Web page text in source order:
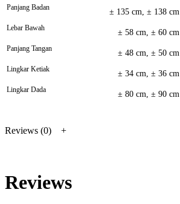
Panjang Badan ± 135 cm, ± 138 cm
Lebar Bawah ± 58 cm, ± 60 cm
Panjang Tangan ± 48 cm, ± 50 cm
Lingkar Ketiak ± 34 cm, ± 36 cm
Lingkar Dada ± 80 cm, ± 90 cm
Reviews (0)
Reviews